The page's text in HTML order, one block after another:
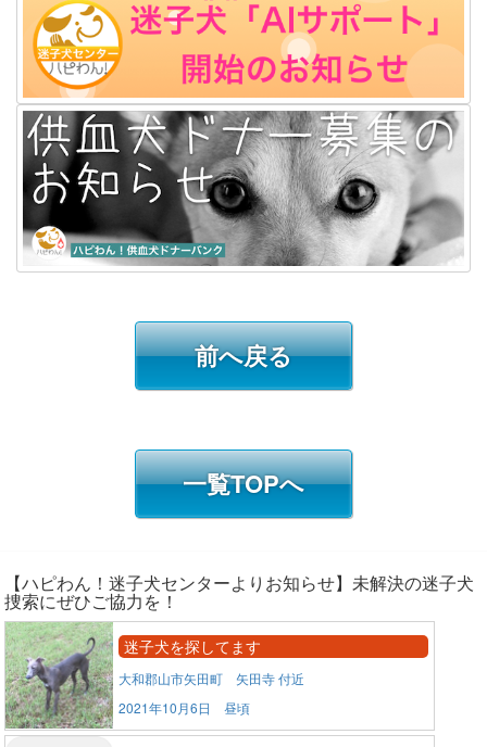
前へ戻る
一覧TOPへ
【ハピわん！迷子犬センターよりお知らせ】未解決の迷子犬
捜索にぜひご協力を！
迷子犬を探してます
大和郡山市矢田町 矢田寺 付近
2021年10月6日 昼頃